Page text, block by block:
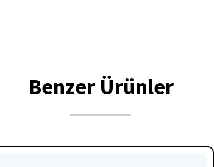
Benzer Ürünler